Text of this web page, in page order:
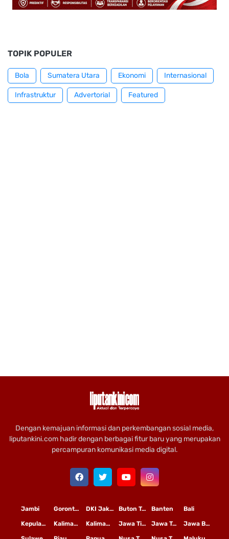
TOPIK POPULER
Bola Sumatera Utara Ekonomi Internasional
Infrastruktur Advertorial Featured
Dengan kemajuan informasi dan perkembangan sosial media,
liputankini.com hadir dengan berbagai fitur baru yang merupakan
percampuran komunikasi media digital.
Bali
Banten
Buton Tengah
DKI Jakarta
Gorontalo
Jambi
Jawa Barat
Jawa Tengah
Jawa Timur
Kalimantan Tengah
Kalimantan Timur
Kepulauan Riau